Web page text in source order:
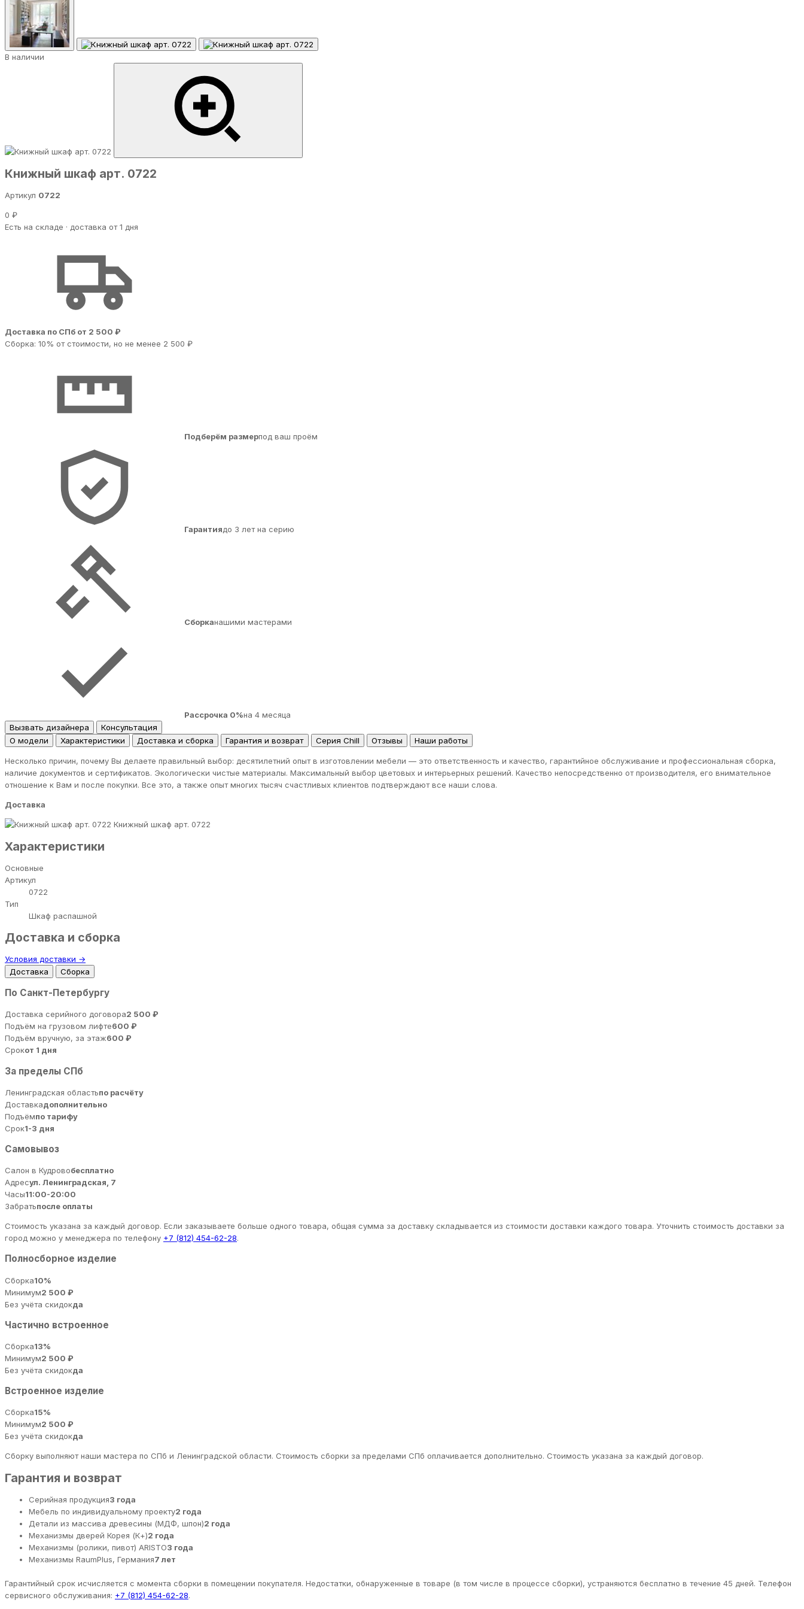
В наличии
Книжный шкаф арт. 0722
Артикул 0722
0 ₽
Есть на складе · доставка от 1 дня
Доставка по СПб от 2 500 ₽
Сборка: 10% от стоимости, но не менее 2 500 ₽
Подберём размерпод ваш проём
Гарантиядо 3 лет на серию
Сборканашими мастерами
Рассрочка 0%на 4 месяца
Вызвать дизайнера
Консультация
О модели
Характеристики Доставка и сборка Гарантия и возврат Серия Chill Отзывы Наши работы
Несколько причин, почему Вы делаете правильный выбор: десятилетний опыт в изготовлении мебели — это ответственность и качество, гарантийное обслуживание и профессиональная сборка,
наличие документов и сертификатов. Экологически чистые материалы. Максимальный выбор цветовых и интерьерных решений. Качество непосредственно от производителя, его внимательное
отношение к Вам и после покупки. Все это, а также опыт многих тысяч счастливых клиентов подтверждают все наши слова.
Доставка
Книжный шкаф арт. 0722
Характеристики
Основные
Артикул
0722
Тип
Шкаф распашной
Доставка и сборка
Условия доставки →
Доставка
Сборка
По Санкт-Петербургу
Доставка серийного договора2 500 ₽
Подъём на грузовом лифте600 ₽
Подъём вручную, за этаж600 ₽
Срокот 1 дня
За пределы СПб
Ленинградская областьпо расчёту
Доставкадополнительно
Подъёмпо тарифу
Срок1-3 дня
Самовывоз
Салон в Кудровобесплатно
Адресул. Ленинградская, 7
Часы11:00-20:00
Забратьпосле оплаты
Стоимость указана за каждый договор. Если заказываете больше одного товара, общая сумма за доставку складывается из стоимости доставки каждого товара. Уточнить стоимость доставки за
город можно у менеджера по телефону +7 (812) 454-62-28.
Полносборное изделие
Сборка10%
Минимум2 500 ₽
Без учёта скидокда
Частично встроенное
Сборка13%
Минимум2 500 ₽
Без учёта скидокда
Встроенное изделие
Сборка15%
Минимум2 500 ₽
Без учёта скидокда
Сборку выполняют наши мастера по СПб и Ленинградской области. Стоимость сборки за пределами СПб оплачивается дополнительно. Стоимость указана за каждый договор.
Гарантия и возврат
Серийная продукция3 года
Мебель по индивидуальному проекту2 года
Детали из массива древесины (МДФ, шпон)2 года
Механизмы дверей Корея (К+)2 года
Механизмы (ролики, пивот) ARISTO3 года
Механизмы RaumPlus, Германия7 лет
Гарантийный срок исчисляется с момента сборки в помещении покупателя. Недостатки, обнаруженные в товаре (в том числе в процессе сборки), устраняются бесплатно в течение 45 дней. Телефон
сервисного обслуживания: +7 (812) 454-62-28.